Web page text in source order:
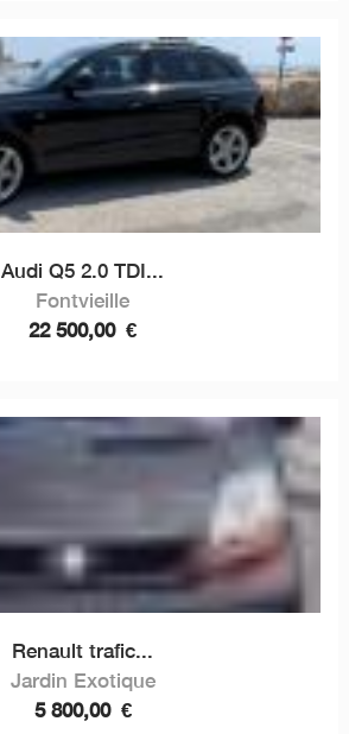
Audi Q5 2.0 TDI...
Fontvieille
22 500,00 €
Renault trafic...
Jardin Exotique
5 800,00 €